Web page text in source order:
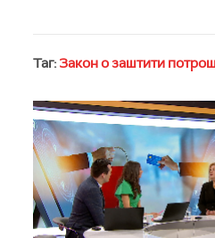
Таг: Закон о заштити